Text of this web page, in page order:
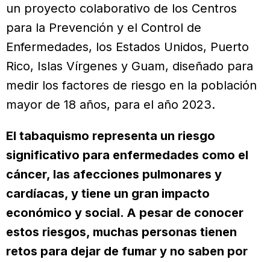
un proyecto colaborativo de los Centros
para la Prevención y el Control de
Enfermedades, los Estados Unidos, Puerto
Rico, Islas Vírgenes y Guam, diseñado para
medir los factores de riesgo en la población
mayor de 18 años, para el año 2023.
El tabaquismo representa un riesgo
significativo para enfermedades como el
cáncer, las afecciones pulmonares y
cardíacas, y tiene un gran impacto
económico y social. A pesar de conocer
estos riesgos, muchas personas tienen
retos para dejar de fumar y no saben por